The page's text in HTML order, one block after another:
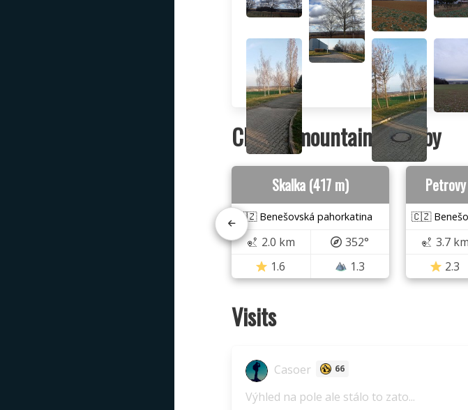
Closest mountains nearby
Skalka (417 m)
🇨🇿 Benešovská pahorkatina
2.0 km
352°
1.6
1.3
🇨🇿
3.7 km
2.3
Visits
Casoer 66
Výhled na pole ale stálo to zato...